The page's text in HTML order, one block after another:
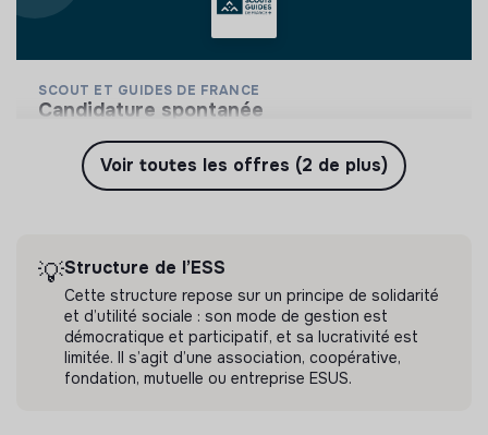
SCOUT ET GUIDES DE FRANCE
candidature spontanée
de les rendre autonome et dans leurs
responsabilités.
Structure de l’ESS Autres
Paris, France
Voir toutes les offres (2 de plus)
💡Structure de l’ESS
Cette structure repose sur un principe de solidarité
et d’utilité sociale : son mode de gestion est
démocratique et participatif, et sa lucrativité est
limitée. Il s’agit d’une association, coopérative,
fondation, mutuelle ou entreprise ESUS.